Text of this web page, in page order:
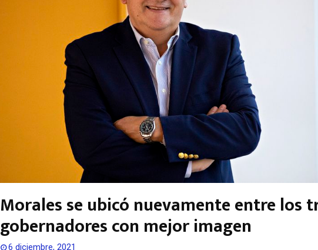
Morales se ubicó nuevamente entre los
gobernadores con mejor imagen
6 diciembre, 2021